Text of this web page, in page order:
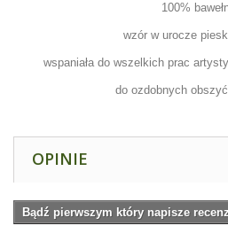
100%
wzór w urocze
wspaniała do wszelkich prac
do ozdobnych
OPINIE
Bądź pierwszym który napisze